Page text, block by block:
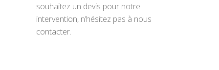
souhaitez un devis pour notre
intervention, n’hésitez pas à nous
contacter.